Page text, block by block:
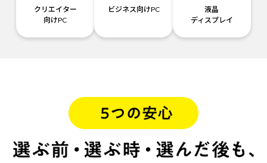
クリエイター
向けPC
ビジネス向けPC
液晶
ディスプレイ